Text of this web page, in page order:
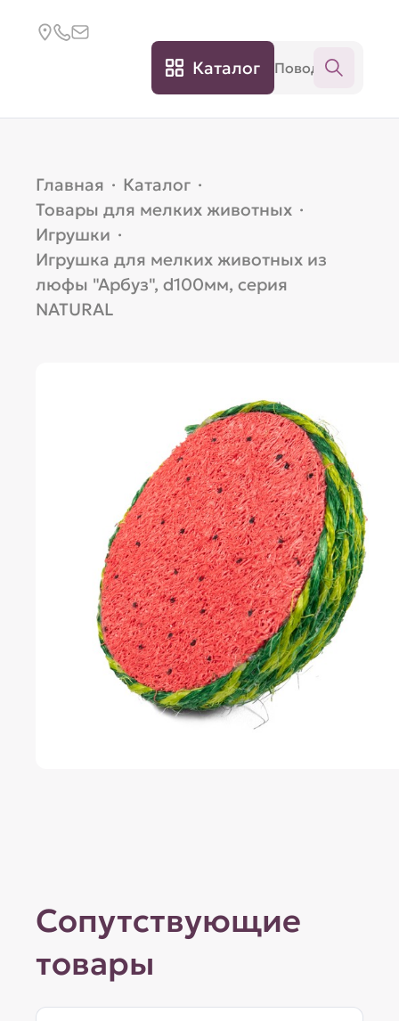
Каталог
Главная · Каталог ·
Товары для мелких животных ·
Игрушки ·
Игрушка для мелких животных из
люфы "Арбуз", d100мм, серия
NATURAL
Сопутствующие
товары